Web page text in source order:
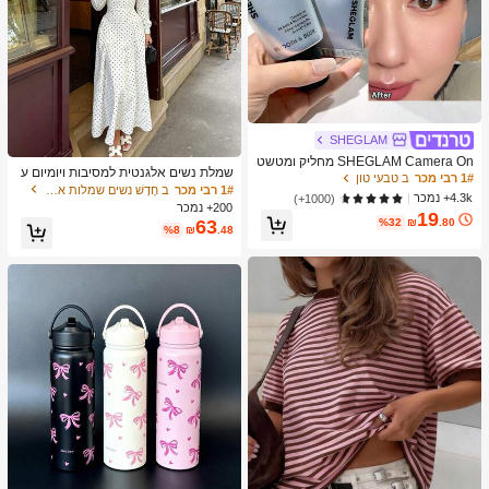
SHEGLAM
SHEGLAM Camera On מחליק ומטשט
ש פריימר מותג יופי קוסמטיקה איפור לנש
ים ולנערות
1# רבי מכר
ב טבעי טון
4.3k+ נמכר
(1000+)
₪19 .80
%32
שמלת נשים אלגנטית למסיבות ויומיום ע
ם הדפס פולקה דוט ועיצוב פאץ'וורק
1# רבי מכר
200+ נמכר
₪63.48
%8